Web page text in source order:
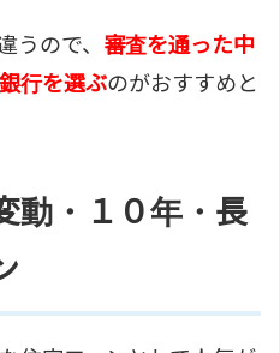
うので、 審査を通った中
行を選ぶのがおすすめと
動・１０年・長